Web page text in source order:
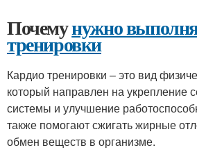
Почемунужно
тренировки
Кардио тренировки – это вид
который направлен на укрепление
системы и улучшение
также помогают сжигать жирные
обмен веществ в организме.